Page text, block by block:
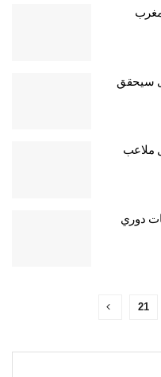
سيحقق
ملاعب
دوري
21